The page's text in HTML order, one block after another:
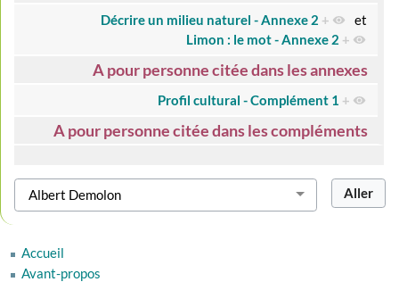
Décrire un milieu naturel - Annexe 2 +
et
Limon : le mot - Annexe 2 +
A pour personne citée dans les annexes
Profil cultural - Complément 1 +
A pour personne citée dans les compléments
Accueil
Avant-propos